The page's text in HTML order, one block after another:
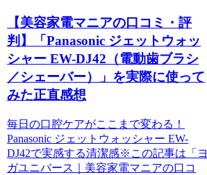
【美容家電マニアの口コミ・評
判】「Panasonic ジェットウォッ
シャー EW-DJ42（電動歯ブラシ
／シェーバー）」を実際に使って
みた正直感想
毎日の口腔ケアがここまで変わる！
Panasonic ジェットウォッシャー EW-
DJ42で実感する清潔感※この記事は「ヨ
ガユニバース｜美容家電マニアの口コ